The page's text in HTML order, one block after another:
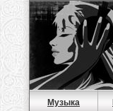
Музыка